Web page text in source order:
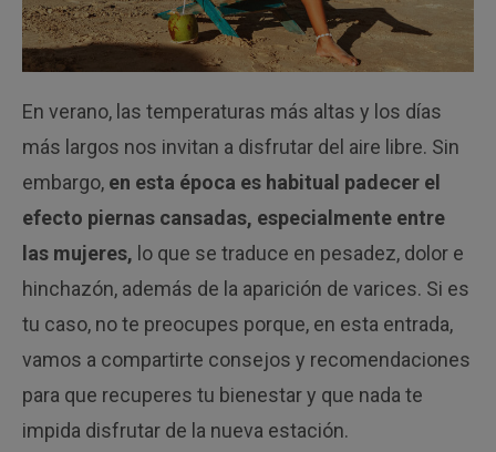
En verano, las temperaturas más altas y los días
más largos nos invitan a disfrutar del aire libre. Sin
embargo, en esta época es habitual padecer el
efecto piernas cansadas, especialmente entre
las mujeres, lo que se traduce en pesadez, dolor e
hinchazón, además de la aparición de varices. Si es
tu caso, no te preocupes porque, en esta entrada,
vamos a compartirte consejos y recomendaciones
para que recuperes tu bienestar y que nada te
impida disfrutar de la nueva estación.